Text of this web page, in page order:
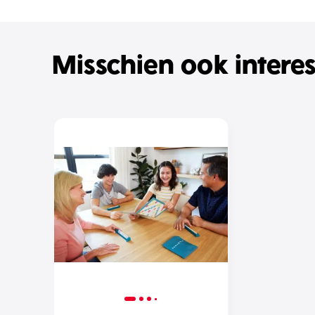
Misschien ook